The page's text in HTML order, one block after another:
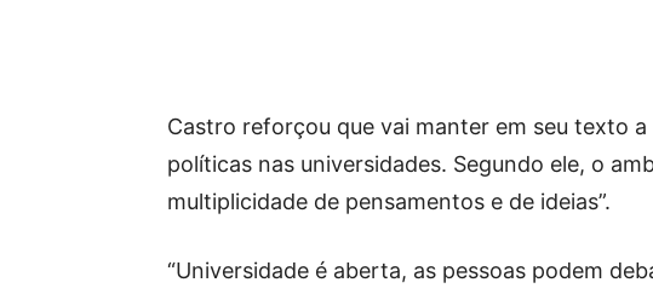
Castro reforçou que vai manter em seu texto
políticas nas universidades. Segundo ele, o
multiplicidade de pensamentos e de ideias”.
“Universidade é aberta, as pessoas podem